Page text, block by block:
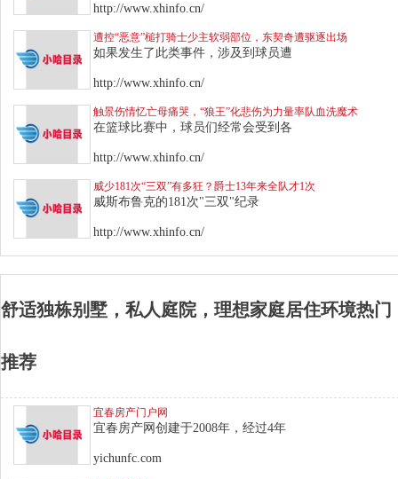
http://www.xhinfo.cn/
遭控“恶意”槌打骑士少主软弱部位，东契奇遭驱逐出场
如果发生了此类事件，涉及到球员遭
http://www.xhinfo.cn/
触景伤情忆亡母痛哭，“狼王”化悲伤为力量率队血洗魔术
在篮球比赛中，球员们经常会受到各
http://www.xhinfo.cn/
威少181次“三双”有多狂？爵士13年来全队才1次
威斯布鲁克的181次"三双"纪录
http://www.xhinfo.cn/
舒适独栋别墅，私人庭院，理想家庭居住环境热门
推荐
宜春房产门户网
宜春房产网创建于2008年，经过4年
yichunfc.com